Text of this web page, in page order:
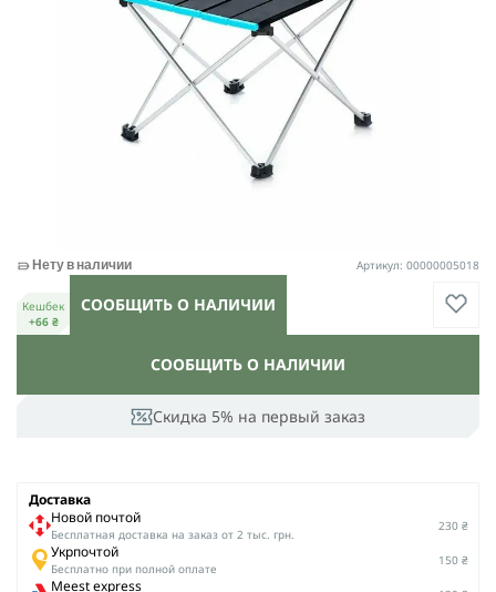
Скидка 5% на первый заказ
СООБЩИТЬ О НАЛИЧИИ
Нету в наличии Артикул: 00000005018
Кешбек
+66 ₴
СООБЩИТЬ О НАЛИЧИИ
Доставка
Новой почтой
Беcплатная доставка на заказ от 2 тыс. грн.
230 ₴
Укрпочтой
Бесплатно при полной оплате
150 ₴
Meest express